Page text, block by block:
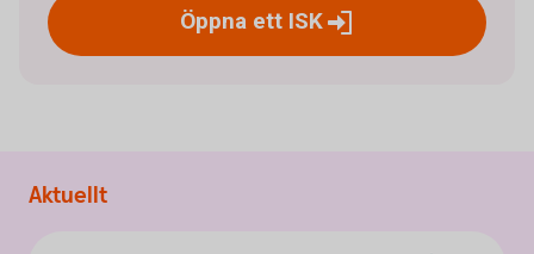
Öppna ett ISK
Aktuellt